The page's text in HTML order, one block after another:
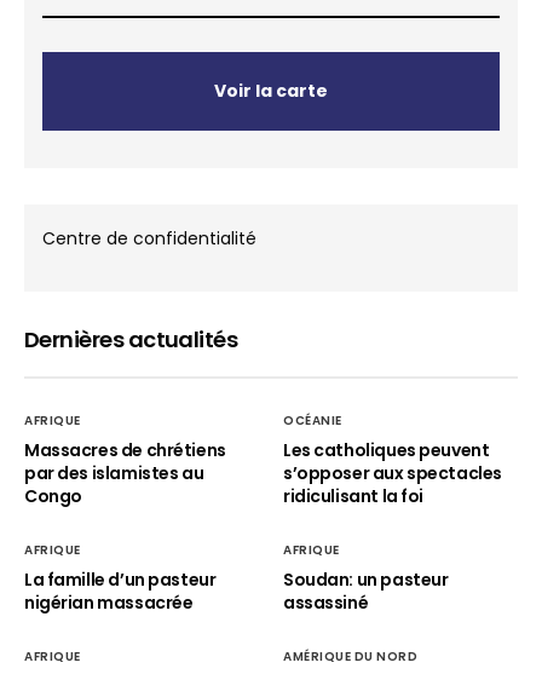
Voir la carte
Centre de confidentialité
Dernières actualités
AFRIQUE
Massacres de chrétiens
par des islamistes au
Congo
OCÉANIE
Les catholiques peuvent
s’opposer aux spectacles
ridiculisant la foi
AFRIQUE
La famille d’un pasteur
nigérian massacrée
AFRIQUE
Soudan: un pasteur
assassiné
AFRIQUE AMÉRIQUE DU NORD